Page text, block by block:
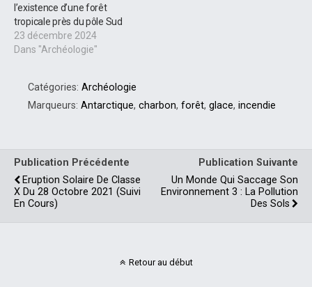
l’existence d’une forêt
tropicale près du pôle Sud
23 décembre 2024
Dans "Archéologie"
Catégories: Archéologie
Marqueurs: Antarctique, charbon, forêt, glace, incendie
Publication Précédente
Eruption Solaire De Classe
X Du 28 Octobre 2021 (suivi
En Cours)
Publication Suivante
Un Monde Qui Saccage Son
Environnement 3 : La Pollution
Des Sols
Retour au début